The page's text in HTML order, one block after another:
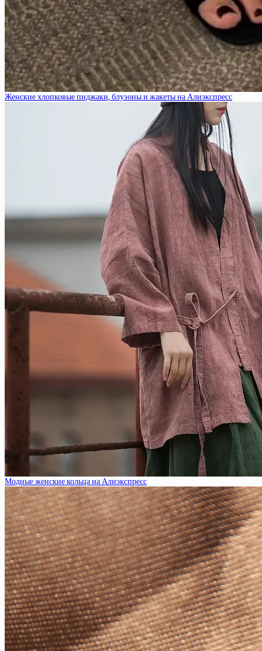
Женские хлопковые пиджаки, блузоны и жакеты на Алиэкспресс
Модные женские кольца на Алиэкспресс